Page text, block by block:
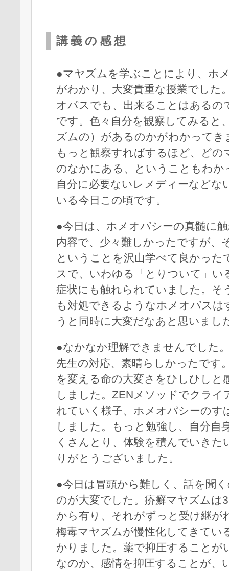
講義の感想
●マヤズムを学ぶことにより、ホ
がわかり、大変貴重な授業でした
オパスでも、出来ることはあるの
です。色々自分を観察してみると
ズムの）があるのかがわかってき
もっと観察すればするほど、どの
のなかにある、ということもわか
自分に必要ないレメディーなどな
いる今日この頃です。
●今日は、ホメオパシーの真髄に
内容で、少々難しかったですが、
ということを沢山学べて良かった
スで、いわゆる「とりついて」い
症状にも触れられていました。そ
も対処できるようなホメオパスは
うと同時に大変だなあと思いまし
●なかなか理解できませんでした
先生の対応、素晴らしかったです
を変える命の大変さをひしひしと
しました。ZENメソッドでクライ
れていく様子、ホメオパシーのす
しました。もっと勉強し、自分自
くさんとり、体験を積んでいきた
りがとうございました。
●今日は冒頭から難しく、話を聞
のが大変でした。疥癬マヤズムは
から有り、それがずっと受け継が
梅毒マヤズムが慢性化してきてい
かりました。薬で抑圧することが
なのか、感情を抑圧することが、